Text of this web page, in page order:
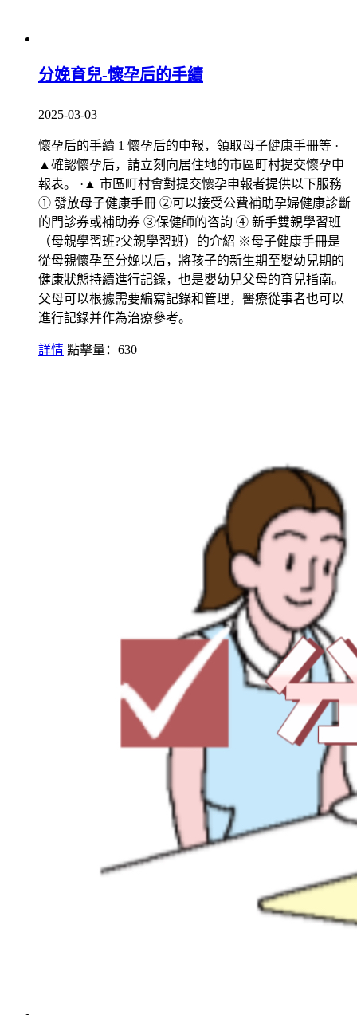
分娩育兒-懷孕后的手續
2025-03-03
懷孕后的手續 1 懷孕后的申報，領取母子健康手冊等 ·
▲確認懷孕后，請立刻向居住地的市區町村提交懷孕申
報表。 ·▲ 市區町村會對提交懷孕申報者提供以下服務
① 發放母子健康手冊 ②可以接受公費補助孕婦健康診斷
的門診券或補助券 ③保健師的咨詢 ④ 新手雙親學習班
（母親學習班?父親學習班）的介紹 ※母子健康手冊是
從母親懷孕至分娩以后，將孩子的新生期至嬰幼兒期的
健康狀態持續進行記錄，也是嬰幼兒父母的育兒指南。
父母可以根據需要編寫記錄和管理，醫療從事者也可以
進行記錄并作為治療參考。
詳情 點擊量：630